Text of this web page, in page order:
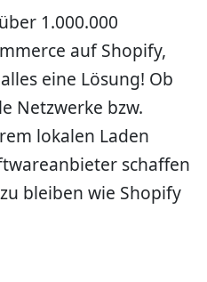
1.000.000
auf Shopify,
eine Lösung! Ob
Netzwerke bzw.
lokalen Laden
schaffen
bleiben wie Shopify